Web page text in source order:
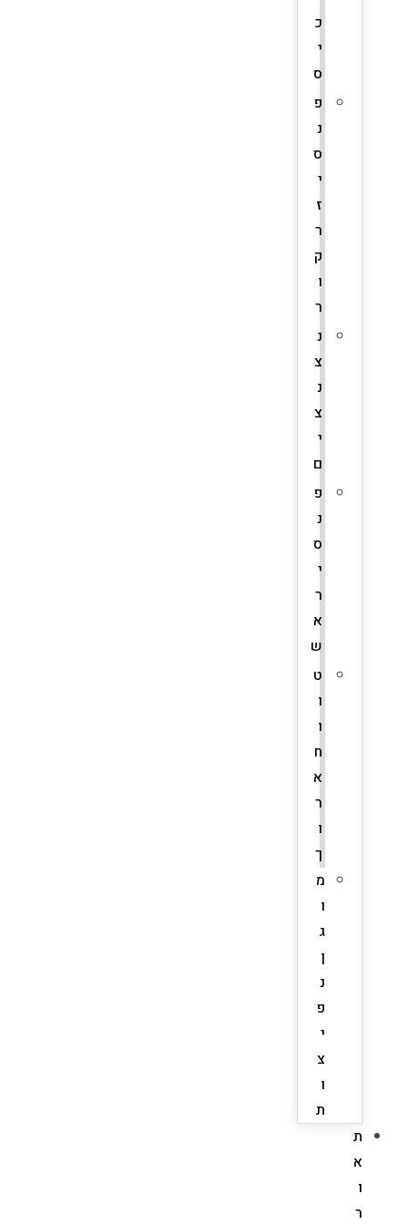
כ
י
ס
פ
נ
ס
י
ז
ר
ק
ו
ר
נ
צ
נ
צ
י
ם
פ
נ
ס
י
ר
א
ש
ט
ו
ו
ח
א
ר
ו
ך
מ
ו
ג
ן
נ
פ
י
צ
ו
ת
ת
א
ו
ר